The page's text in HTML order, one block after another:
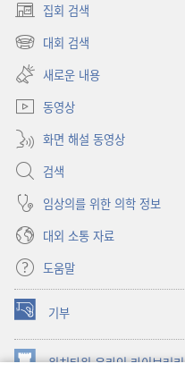
집회 검색
(새로운
창
대회 검색
(새로운
창
열기)
새로운 내용
동영상
화면 해설 동영상
검색
임상의를 위한 의학 정보
대외 소통 자료
도움말
기부
(새로운
창
열기) 워치타워 온라인 라이브러리